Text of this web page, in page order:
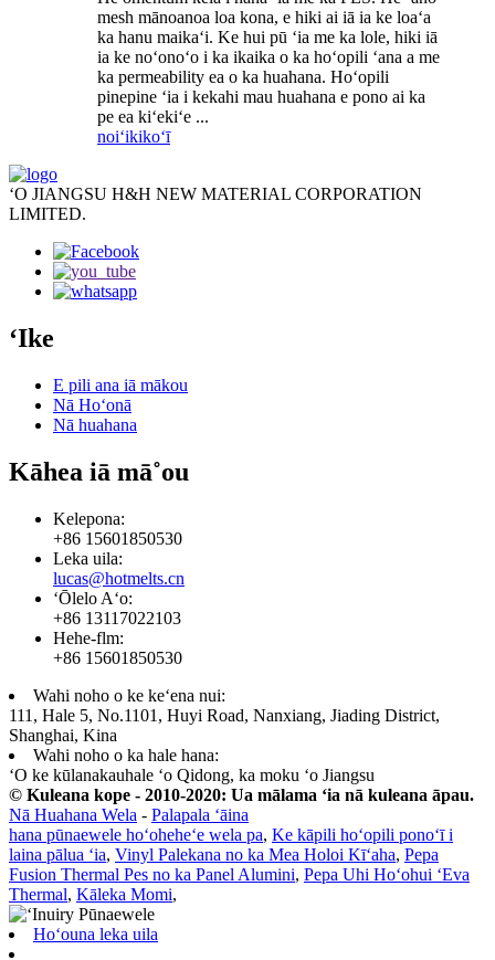
mesh mānoanoa loa kona, e hiki ai iā ia ke loaʻa
ka hanu maikaʻi. Ke hui pū ʻia me ka lole, hiki iā
ia ke noʻonoʻo i ka ikaika o ka hoʻopili ʻana a me
ka permeability ea o ka huahana. Hoʻopili
pinepine ʻia i kekahi mau huahana e pono ai ka
pe ea kiʻekiʻe ...
noiʻikikoʻī
ʻO JIANGSU H&H NEW MATERIAL CORPORATION
LIMITED.
ʻIke
E pili ana iā mākou
Nā Hoʻonā
Nā huahana
Kāhea iā mā˚ou
Kelepona:
+86 15601850530
Leka uila:
lucas@hotmelts.cn
ʻŌlelo Aʻo:
+86 13117022103
Hehe-flm:
+86 15601850530
Wahi noho o ke keʻena nui:
111, Hale 5, No.1101, Huyi Road, Nanxiang, Jiading District,
Shanghai, Kina
Wahi noho o ka hale hana:
ʻO ke kūlanakauhale ʻo Qidong, ka moku ʻo Jiangsu
© Kuleana kope - 2010-2020: Ua mālama ʻia nā kuleana āpau.
Nā Huahana Wela - Palapala ʻāina
hana pūnaewele hoʻoheheʻe wela pa, Ke kāpili hoʻopili ponoʻī i
laina pālua ʻia, Vinyl Palekana no ka Mea Holoi Kīʻaha, Pepa
Fusion Thermal Pes no ka Panel Alumini, Pepa Uhi Hoʻohui ʻEva
Thermal, Kāleka Momi,
Hoʻouna leka uila